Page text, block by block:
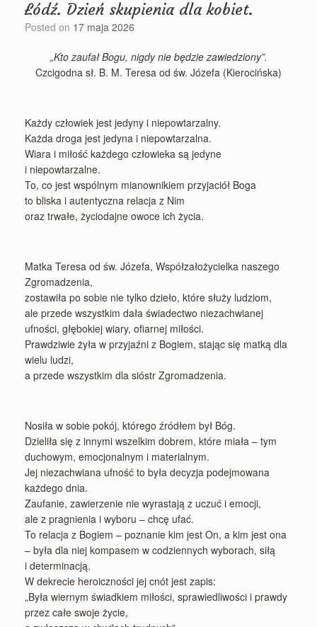
Łódź. Dzień skupienia dla kobiet.
Posted on 17 maja 2026
„Kto zaufał Bogu, nigdy nie będzie zawiedziony”.
Czcigodna sł. B. M. Teresa od św. Józefa (Kierocińska)
Każdy człowiek jest jedyny i niepowtarzalny.
Każda droga jest jedyna i niepowtarzalna.
Wiara i miłość każdego człowieka są jedyne
i niepowtarzalne.
To, co jest wspólnym mianownikiem przyjaciół Boga
to bliska i autentyczna relacja z Nim
oraz trwałe, życiodajne owoce ich życia.
Matka Teresa od św. Józefa, Współzałożycielka naszego
Zgromadzenia,
zostawiła po sobie nie tylko dzieło, które służy ludziom,
ale przede wszystkim dała świadectwo niezachwianej
ufności, głębokiej wiary, ofiarnej miłości.
Prawdziwie żyła w przyjaźni z Bogiem, stając się matką dla
wielu ludzi,
a przede wszystkim dla sióstr Zgromadzenia.
Nosiła w sobie pokój, którego źródłem był Bóg.
Dzieliła się z innymi wszelkim dobrem, które miała – tym
duchowym, emocjonalnym i materialnym.
Jej niezachwiana ufność to była decyzja podejmowana
każdego dnia.
Zaufanie, zawierzenie nie wyrastają z uczuć i emocji,
ale z pragnienia i wyboru – chcę ufać.
To relacja z Bogiem – poznanie kim jest On, a kim jest ona
– była dla niej kompasem w codziennych wyborach, siłą
i determinacją.
W dekrecie heroiczności jej cnót jest zapis:
„Była wiernym świadkiem miłości, sprawiedliwości i prawdy
przez całe swoje życie,